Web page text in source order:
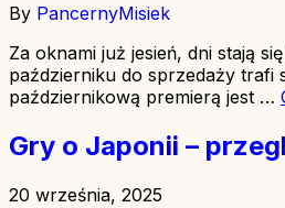
By PancernyMisiek
Za oknami już jesień, dni stają
październiku do sprzedaży trafi
październikową premierą jest …
Gry o Japonii –
20 września, 2025